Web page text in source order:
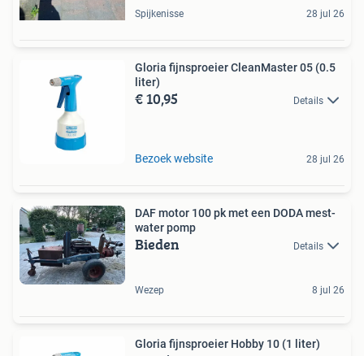
Spijkenisse 28 jul 26
Gloria fijnsproeier CleanMaster 05 (0.5
liter)
€ 10,95 Details
Bezoek website 28 jul 26
DAF motor 100 pk met een DODA mest-
water pomp
Bieden Details
Wezep 8 jul 26
Gloria fijnsproeier Hobby 10 (1 liter)